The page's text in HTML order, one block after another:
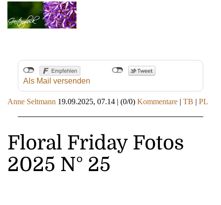
Als Mail versenden
Anne Seltmann 19.09.2025, 07.14 | (0/0) Kommentare | TB | PL
Floral Friday Fotos
2025 N° 25